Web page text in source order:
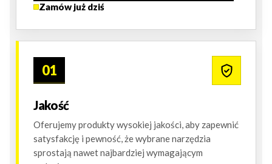
Zamów już dziś
01
Jakość
Oferujemy produkty wysokiej jakości, aby zapewnić
satysfakcję i pewność, że wybrane narzędzia
sprostają nawet najbardziej wymagającym